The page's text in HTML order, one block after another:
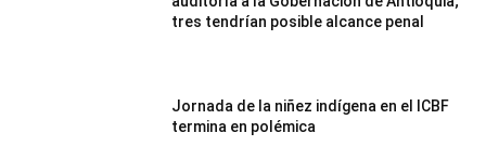
tres tendrían posible alcance penal
Jornada de la niñez indígena en el ICBF
termina en polémica